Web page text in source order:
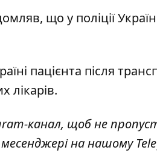
що у поліції
пацієнта після
лікарів.
канал, щоб не
на нашому